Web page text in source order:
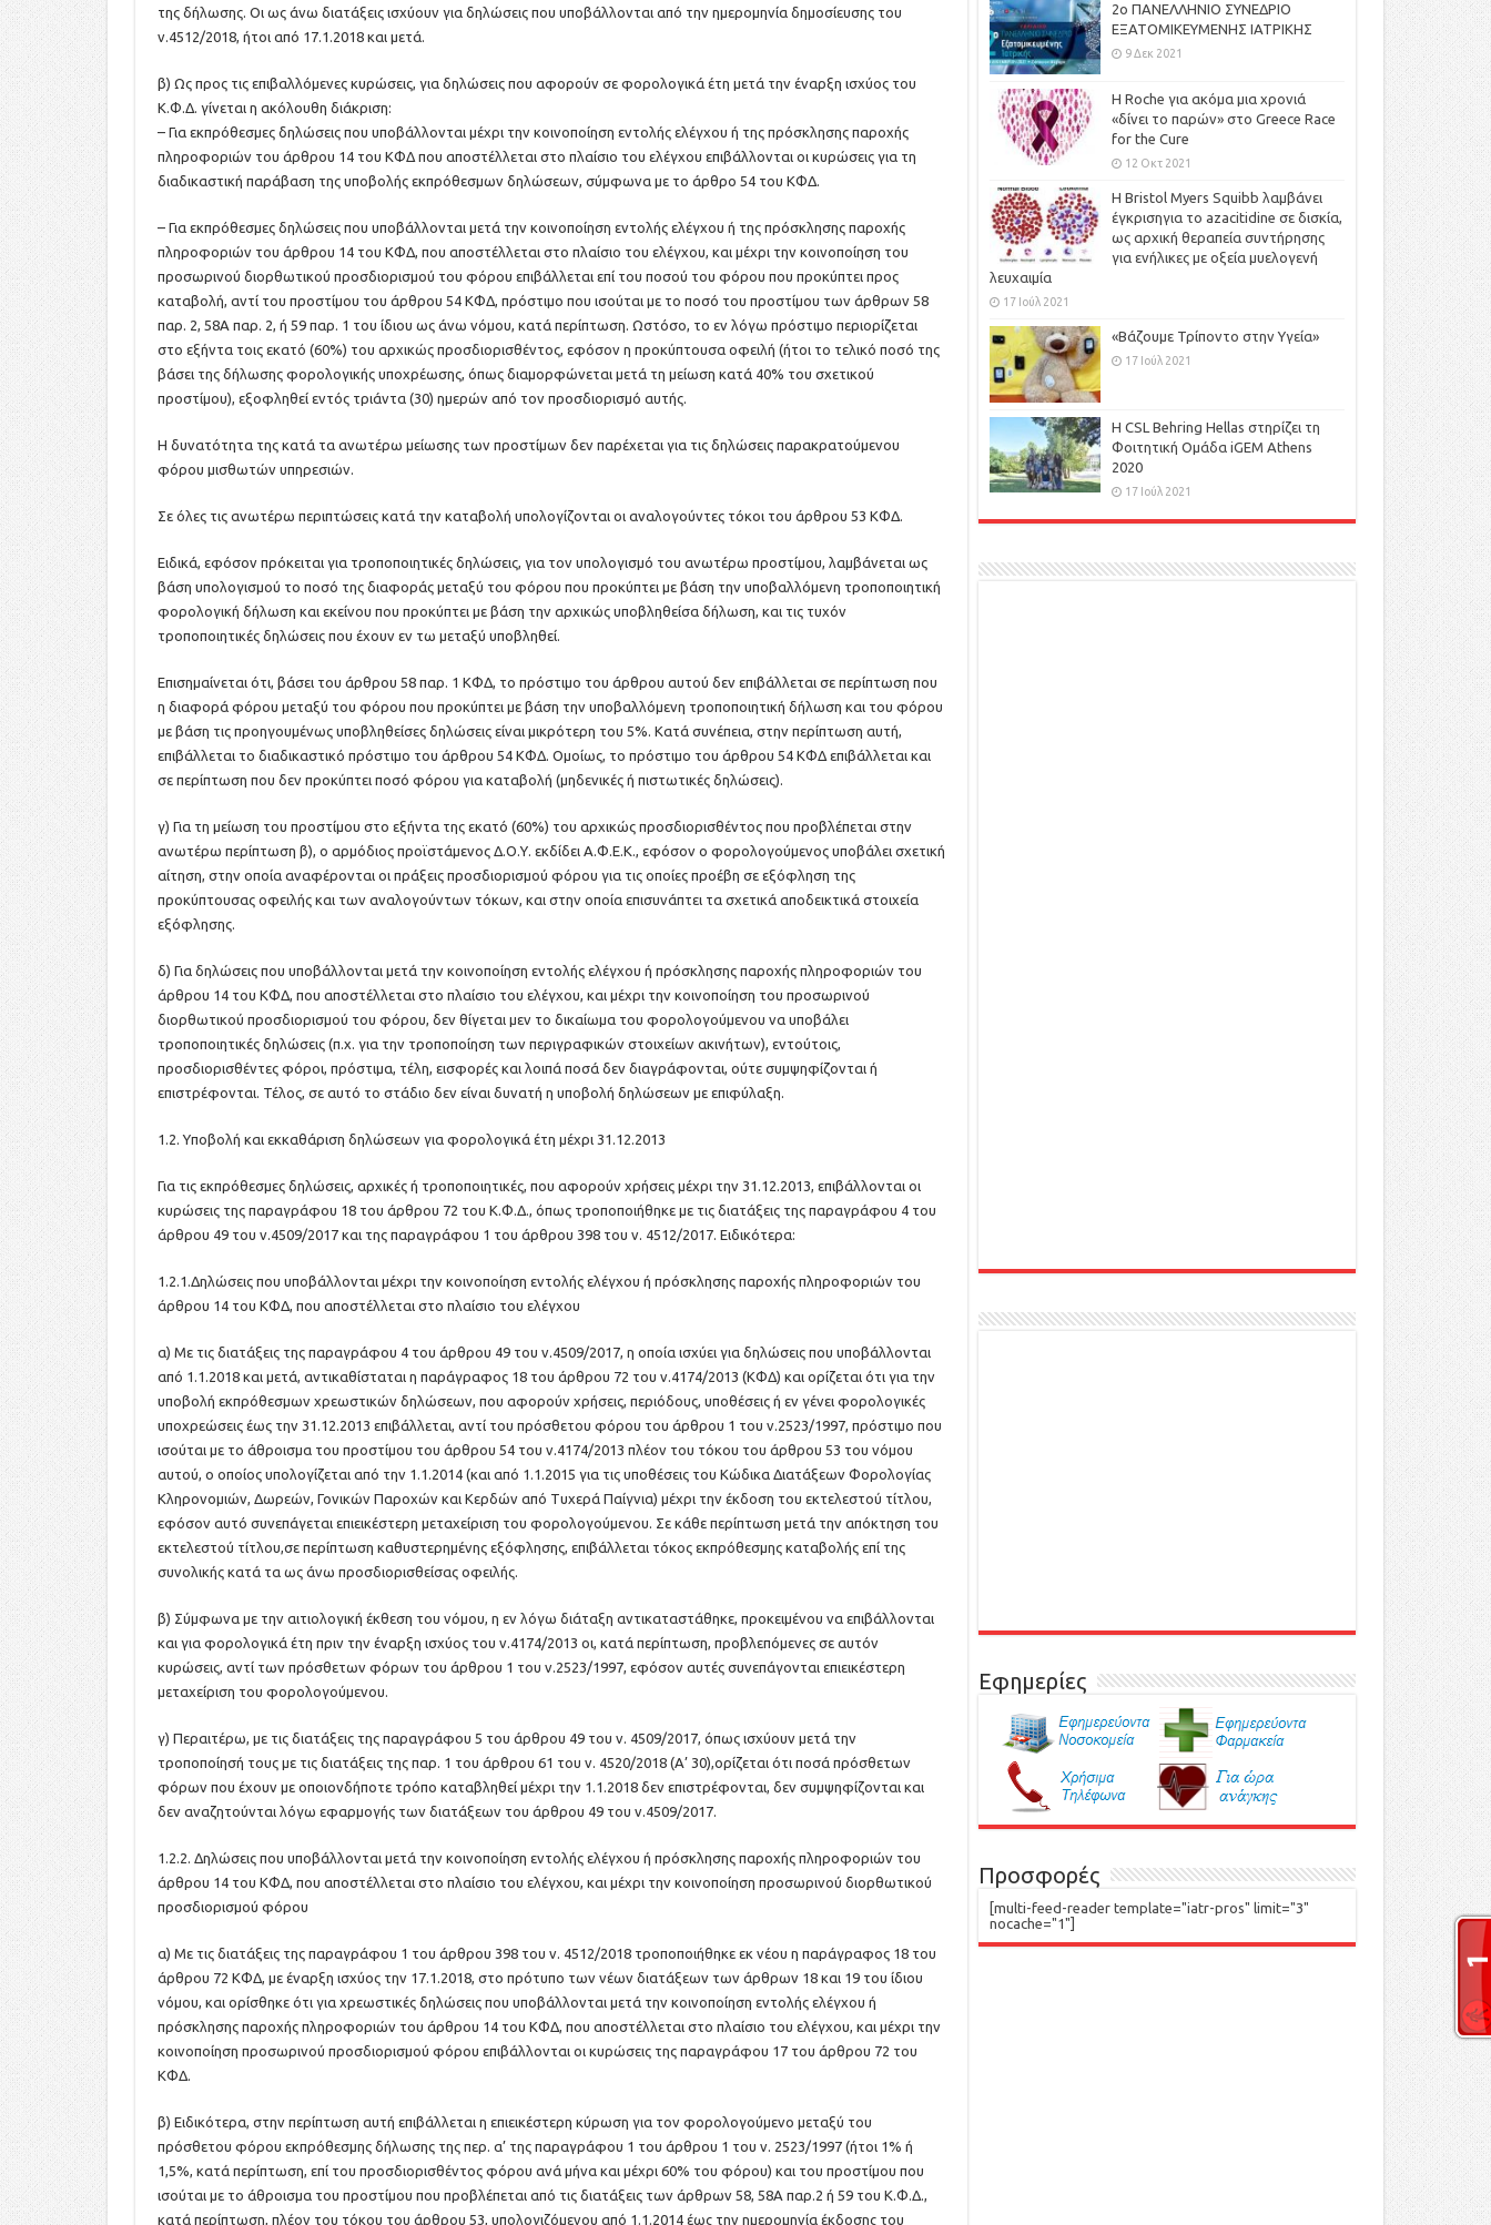
της δήλωσης. Οι ως άνω διατάξεις ισχύουν για δηλώσεις που υποβάλλονται από την ημερομηνία δημοσίευσης του
ν.4512/2018, ήτοι από 17.1.2018 και μετά.
β) Ως προς τις επιβαλλόμενες κυρώσεις, για δηλώσεις που αφορούν σε φορολογικά έτη μετά την έναρξη ισχύος του
Κ.Φ.Δ. γίνεται η ακόλουθη διάκριση:
– Για εκπρόθεσμες δηλώσεις που υποβάλλονται μέχρι την κοινοποίηση εντολής ελέγχου ή της πρόσκλησης παροχής
πληροφοριών του άρθρου 14 του ΚΦΔ που αποστέλλεται στο πλαίσιο του ελέγχου επιβάλλονται οι κυρώσεις για τη
διαδικαστική παράβαση της υποβολής εκπρόθεσμων δηλώσεων, σύμφωνα με το άρθρο 54 του ΚΦΔ.
– Για εκπρόθεσμες δηλώσεις που υποβάλλονται μετά την κοινοποίηση εντολής ελέγχου ή της πρόσκλησης παροχής
πληροφοριών του άρθρου 14 του ΚΦΔ, που αποστέλλεται στο πλαίσιο του ελέγχου, και μέχρι την κοινοποίηση του
προσωρινού διορθωτικού προσδιορισμού του φόρου επιβάλλεται επί του ποσού του φόρου που προκύπτει προς
καταβολή, αντί του προστίμου του άρθρου 54 ΚΦΔ, πρόστιμο που ισούται με το ποσό του προστίμου των άρθρων 58
παρ. 2, 58Α παρ. 2, ή 59 παρ. 1 του ίδιου ως άνω νόμου, κατά περίπτωση. Ωστόσο, το εν λόγω πρόστιμο περιορίζεται
στο εξήντα τοις εκατό (60%) του αρχικώς προσδιορισθέντος, εφόσον η προκύπτουσα οφειλή (ήτοι το τελικό ποσό της
βάσει της δήλωσης φορολογικής υποχρέωσης, όπως διαμορφώνεται μετά τη μείωση κατά 40% του σχετικού
προστίμου), εξοφληθεί εντός τριάντα (30) ημερών από τον προσδιορισμό αυτής.
H δυνατότητα της κατά τα ανωτέρω μείωσης των προστίμων δεν παρέχεται για τις δηλώσεις παρακρατούμενου
φόρου μισθωτών υπηρεσιών.
Σε όλες τις ανωτέρω περιπτώσεις κατά την καταβολή υπολογίζονται οι αναλογούντες τόκοι του άρθρου 53 ΚΦΔ.
Ειδικά, εφόσον πρόκειται για τροποποιητικές δηλώσεις, για τον υπολογισμό του ανωτέρω προστίμου, λαμβάνεται ως
βάση υπολογισμού το ποσό της διαφοράς μεταξύ του φόρου που προκύπτει με βάση την υποβαλλόμενη τροποποιητική
φορολογική δήλωση και εκείνου που προκύπτει με βάση την αρχικώς υποβληθείσα δήλωση, και τις τυχόν
τροποποιητικές δηλώσεις που έχουν εν τω μεταξύ υποβληθεί.
Επισημαίνεται ότι, βάσει του άρθρου 58 παρ. 1 ΚΦΔ, το πρόστιμο του άρθρου αυτού δεν επιβάλλεται σε περίπτωση που
η διαφορά φόρου μεταξύ του φόρου που προκύπτει με βάση την υποβαλλόμενη τροποποιητική δήλωση και του φόρου
με βάση τις προηγουμένως υποβληθείσες δηλώσεις είναι μικρότερη του 5%. Κατά συνέπεια, στην περίπτωση αυτή,
επιβάλλεται το διαδικαστικό πρόστιμο του άρθρου 54 ΚΦΔ. Ομοίως, το πρόστιμο του άρθρου 54 ΚΦΔ επιβάλλεται και
σε περίπτωση που δεν προκύπτει ποσό φόρου για καταβολή (μηδενικές ή πιστωτικές δηλώσεις).
γ) Για τη μείωση του προστίμου στο εξήντα της εκατό (60%) του αρχικώς προσδιορισθέντος που προβλέπεται στην
ανωτέρω περίπτωση β), ο αρμόδιος προϊστάμενος Δ.Ο.Υ. εκδίδει Α.Φ.Ε.Κ., εφόσον ο φορολογούμενος υποβάλει σχετική
αίτηση, στην οποία αναφέρονται οι πράξεις προσδιορισμού φόρου για τις οποίες προέβη σε εξόφληση της
προκύπτουσας οφειλής και των αναλογούντων τόκων, και στην οποία επισυνάπτει τα σχετικά αποδεικτικά στοιχεία
εξόφλησης.
δ) Για δηλώσεις που υποβάλλονται μετά την κοινοποίηση εντολής ελέγχου ή πρόσκλησης παροχής πληροφοριών του
άρθρου 14 του ΚΦΔ, που αποστέλλεται στο πλαίσιο του ελέγχου, και μέχρι την κοινοποίηση του προσωρινού
διορθωτικού προσδιορισμού του φόρου, δεν θίγεται μεν το δικαίωμα του φορολογούμενου να υποβάλει
τροποποιητικές δηλώσεις (π.χ. για την τροποποίηση των περιγραφικών στοιχείων ακινήτων), εντούτοις,
προσδιορισθέντες φόροι, πρόστιμα, τέλη, εισφορές και λοιπά ποσά δεν διαγράφονται, ούτε συμψηφίζονται ή
επιστρέφονται. Τέλος, σε αυτό το στάδιο δεν είναι δυνατή η υποβολή δηλώσεων με επιφύλαξη.
1.2. Υποβολή και εκκαθάριση δηλώσεων για φορολογικά έτη μέχρι 31.12.2013
Για τις εκπρόθεσμες δηλώσεις, αρχικές ή τροποποιητικές, που αφορούν χρήσεις μέχρι την 31.12.2013, επιβάλλονται οι
κυρώσεις της παραγράφου 18 του άρθρου 72 του Κ.Φ.Δ., όπως τροποποιήθηκε με τις διατάξεις της παραγράφου 4 του
άρθρου 49 του ν.4509/2017 και της παραγράφου 1 του άρθρου 398 του ν. 4512/2017. Ειδικότερα:
1.2.1.Δηλώσεις που υποβάλλονται μέχρι την κοινοποίηση εντολής ελέγχου ή πρόσκλησης παροχής πληροφοριών του
άρθρου 14 του ΚΦΔ, που αποστέλλεται στο πλαίσιο του ελέγχου
α) Με τις διατάξεις της παραγράφου 4 του άρθρου 49 του ν.4509/2017, η οποία ισχύει για δηλώσεις που υποβάλλονται
από 1.1.2018 και μετά, αντικαθίσταται η παράγραφος 18 του άρθρου 72 του ν.4174/2013 (ΚΦΔ) και ορίζεται ότι για την
υποβολή εκπρόθεσμων χρεωστικών δηλώσεων, που αφορούν χρήσεις, περιόδους, υποθέσεις ή εν γένει φορολογικές
υποχρεώσεις έως την 31.12.2013 επιβάλλεται, αντί του πρόσθετου φόρου του άρθρου 1 του ν.2523/1997, πρόστιμο που
ισούται με το άθροισμα του προστίμου του άρθρου 54 του ν.4174/2013 πλέον του τόκου του άρθρου 53 του νόμου
αυτού, ο οποίος υπολογίζεται από την 1.1.2014 (και από 1.1.2015 για τις υποθέσεις του Κώδικα Διατάξεων Φορολογίας
Κληρονομιών, Δωρεών, Γονικών Παροχών και Κερδών από Τυχερά Παίγνια) μέχρι την έκδοση του εκτελεστού τίτλου,
εφόσον αυτό συνεπάγεται επιεικέστερη μεταχείριση του φορολογούμενου. Σε κάθε περίπτωση μετά την απόκτηση του
εκτελεστού τίτλου,σε περίπτωση καθυστερημένης εξόφλησης, επιβάλλεται τόκος εκπρόθεσμης καταβολής επί της
συνολικής κατά τα ως άνω προσδιορισθείσας οφειλής.
β) Σύμφωνα με την αιτιολογική έκθεση του νόμου, η εν λόγω διάταξη αντικαταστάθηκε, προκειμένου να επιβάλλονται
και για φορολογικά έτη πριν την έναρξη ισχύος του ν.4174/2013 οι, κατά περίπτωση, προβλεπόμενες σε αυτόν
κυρώσεις, αντί των πρόσθετων φόρων του άρθρου 1 του ν.2523/1997, εφόσον αυτές συνεπάγονται επιεικέστερη
μεταχείριση του φορολογούμενου.
γ) Περαιτέρω, με τις διατάξεις της παραγράφου 5 του άρθρου 49 του ν. 4509/2017, όπως ισχύουν μετά την
τροποποίησή τους με τις διατάξεις της παρ. 1 του άρθρου 61 του ν. 4520/2018 (Α’ 30),ορίζεται ότι ποσά πρόσθετων
φόρων που έχουν με οποιονδήποτε τρόπο καταβληθεί μέχρι την 1.1.2018 δεν επιστρέφονται, δεν συμψηφίζονται και
δεν αναζητούνται λόγω εφαρμογής των διατάξεων του άρθρου 49 του ν.4509/2017.
1.2.2. Δηλώσεις που υποβάλλονται μετά την κοινοποίηση εντολής ελέγχου ή πρόσκλησης παροχής πληροφοριών του
άρθρου 14 του ΚΦΔ, που αποστέλλεται στο πλαίσιο του ελέγχου, και μέχρι την κοινοποίηση προσωρινού διορθωτικού
προσδιορισμού φόρου
α) Με τις διατάξεις της παραγράφου 1 του άρθρου 398 του ν. 4512/2018 τροποποιήθηκε εκ νέου η παράγραφος 18 του
άρθρου 72 ΚΦΔ, με έναρξη ισχύος την 17.1.2018, στο πρότυπο των νέων διατάξεων των άρθρων 18 και 19 του ίδιου
νόμου, και ορίσθηκε ότι για χρεωστικές δηλώσεις που υποβάλλονται μετά την κοινοποίηση εντολής ελέγχου ή
πρόσκλησης παροχής πληροφοριών του άρθρου 14 του ΚΦΔ, που αποστέλλεται στο πλαίσιο του ελέγχου, και μέχρι την
κοινοποίηση προσωρινού προσδιορισμού φόρου επιβάλλονται οι κυρώσεις της παραγράφου 17 του άρθρου 72 του
ΚΦΔ.
β) Ειδικότερα, στην περίπτωση αυτή επιβάλλεται η επιεικέστερη κύρωση για τον φορολογούμενο μεταξύ του
πρόσθετου φόρου εκπρόθεσμης δήλωσης της περ. α’ της παραγράφου 1 του άρθρου 1 του ν. 2523/1997 (ήτοι 1% ή
1,5%, κατά περίπτωση, επί του προσδιορισθέντος φόρου ανά μήνα και μέχρι 60% του φόρου) και του προστίμου που
ισούται με το άθροισμα του προστίμου που προβλέπεται από τις διατάξεις των άρθρων 58, 58Α παρ.2 ή 59 του Κ.Φ.Δ.,
κατά περίπτωση, πλέον του τόκου του άρθρου 53, υπολογιζόμενου από 1.1.2014 έως την ημερομηνία έκδοσης του
2ο ΠΑΝΕΛΛΗΝΙΟ ΣΥΝΕΔΡΙΟ
ΕΞΑΤΟΜΙΚΕΥΜΕΝΗΣ ΙΑΤΡΙΚΗΣ
9 Δεκ 2021
H Roche για ακόμα μια χρονιά
«δίνει το παρών» στο Greece Race
for the Cure
12 Οκτ 2021
Η Bristol Myers Squibb λαμβάνει
έγκρισηγια το azacitidine σε δισκία,
ως αρχική θεραπεία συντήρησης
για ενήλικες με οξεία μυελογενή
λευχαιμία
17 Ιούλ 2021
«Βάζουμε Τρίποντο στην Υγεία»
17 Ιούλ 2021
H CSL Behring Hellas στηρίζει τη
Φοιτητική Ομάδα iGEM Athens
2020
17 Ιούλ 2021
Εφημερίες
Προσφορές
[multi-feed-reader template="iatr-pros" limit="3"
nocache="1"]